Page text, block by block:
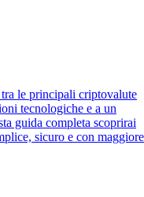
le principali criptovalute
tecnologiche e a un
guida completa scoprirai
sicuro e con maggiore